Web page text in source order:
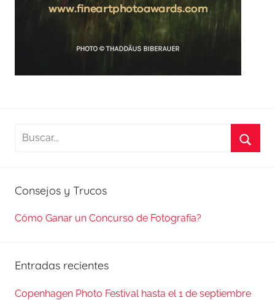
Buscar:
Consejos y Trucos
Cómo Ganar un Concurso de Fotografía?
Entradas recientes
Copenhagen Photo Festival hasta el 1 de septiembre